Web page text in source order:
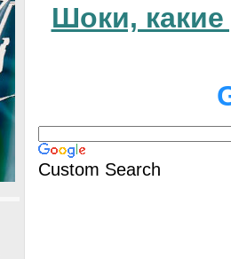
Шоки, какие
Custom Search